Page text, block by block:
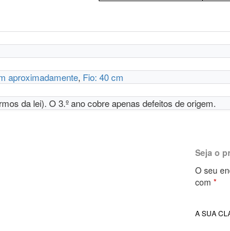
aproximadamente, Fio: 40 cm
da lei). O 3.º ano cobre apenas defeitos de origem.
Seja o
O seu
com *
A SUA